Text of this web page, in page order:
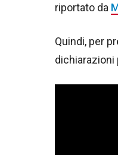
riportato da
Quindi, per
dichiarazioni